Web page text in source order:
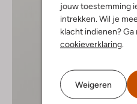
jouw toestemming
intrekken. Wil je
klacht indienen? Ga
cookieverklaring.
Weigeren